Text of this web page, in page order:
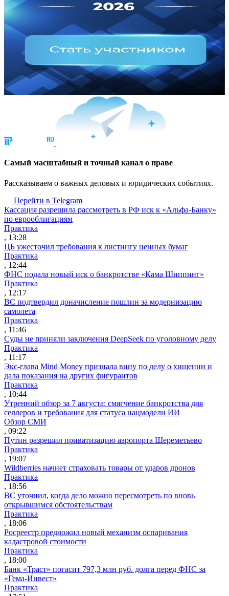
Cамый масштабный и точный канал о праве
Рассказываем о важных деловых и юридических событиях.
Перейти в Telegram
Кассация разрешила рассмотреть в РФ иск к «Альфа-Банку»
по еврооблигациям
Практика
, 13:28
ЦБ ужесточил требования к листингу ценных бумаг
Практика
, 12:44
ФНС подала новый иск о банкротстве «Кама Шиппинг»
Практика
, 12:17
ВС подтвердил доначисление пошлин за модернизацию
самолета
Практика
, 11:46
Суды не приняли заключения DeepSeek по уголовному делу
Практика
, 11:17
Экс-глава Mind Money признала вину по делу о хищении и
дала показания на других фигурантов
Практика
, 10:44
Утренний обзор за 7 августа: смягчение банкротства для
селлеров и требования для статуса нацмодели ИИ
Обзор СМИ
, 09:22
Путин разрешил приватизацию аэропорта Шереметьево
Практика
, 19:07
Wildberries начнет страховать товары от ударов дронов
Практика
, 18:56
ВС уточнил, когда дело можно пересмотреть по вновь
открывшимся обстоятельствам
Практика
, 18:06
Росреестр предложил новый механизм оспаривания
кадастровой стоимости
Практика
, 18:00
Банк «Траст» погасит 797,3 млн руб. долга перед ФНС за
«Гема-Инвест»
Практика